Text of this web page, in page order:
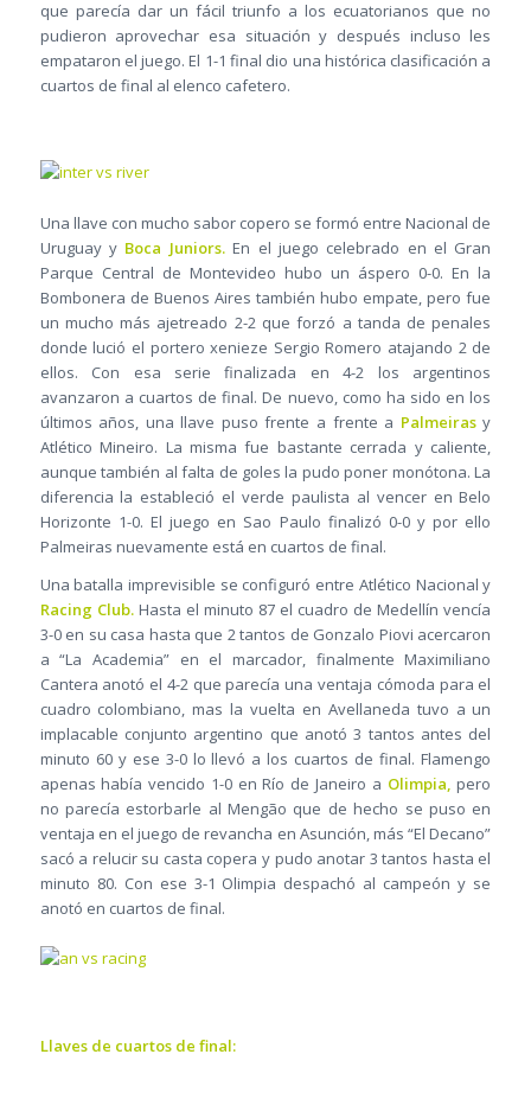
que parecía dar un fácil triunfo a los ecuatorianos que no
pudieron aprovechar esa situación y después incluso les
empataron el juego. El 1-1 final dio una histórica clasificación a
cuartos de final al elenco cafetero.
Una llave con mucho sabor copero se formó entre Nacional de
Uruguay y Boca Juniors.En el juego celebrado en el Gran
Parque Central de Montevideo hubo un áspero 0-0. En la
Bombonera de Buenos Aires también hubo empate, pero fue
un mucho más ajetreado 2-2 que forzó a tanda de penales
donde lució el portero xenieze Sergio Romero atajando 2 de
ellos. Con esa serie finalizada en 4-2 los argentinos
avanzaron a cuartos de final. De nuevo, como ha sido en los
últimos años, una llave puso frente a frente a Palmeirasy
Atlético Mineiro. La misma fue bastante cerrada y caliente,
aunque también al falta de goles la pudo poner monótona. La
diferencia la estableció el verde paulista al vencer en Belo
Horizonte 1-0. El juego en Sao Paulo finalizó 0-0 y por ello
Palmeiras nuevamente está en cuartos de final.
Una batalla imprevisible se configuró entre Atlético Nacional y
Racing Club.Hasta el minuto 87 el cuadro de Medellín vencía
3-0 en su casa hasta que 2 tantos de Gonzalo Piovi acercaron
a “La Academia” en el marcador, finalmente Maximiliano
Cantera anotó el 4-2 que parecía una ventaja cómoda para el
cuadro colombiano, mas la vuelta en Avellaneda tuvo a un
implacable conjunto argentino que anotó 3 tantos antes del
minuto 60 y ese 3-0 lo llevó a los cuartos de final. Flamengo
apenas había vencido 1-0 en Río de Janeiro a Olimpia, pero
no parecía estorbarle al Mengão que de hecho se puso en
ventaja en el juego de revancha en Asunción, más “El Decano”
sacó a relucir su casta copera y pudo anotar 3 tantos hasta el
minuto 80. Con ese 3-1 Olimpia despachó al campeón y se
anotó en cuartos de final.
Llaves de cuartos de final: